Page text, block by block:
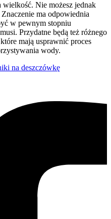
Nie możesz jednak
ma odpowiednia
w pewnym stopniu
Przydatne będą też różnego
mają usprawnić proces
wody.
na deszczówkę